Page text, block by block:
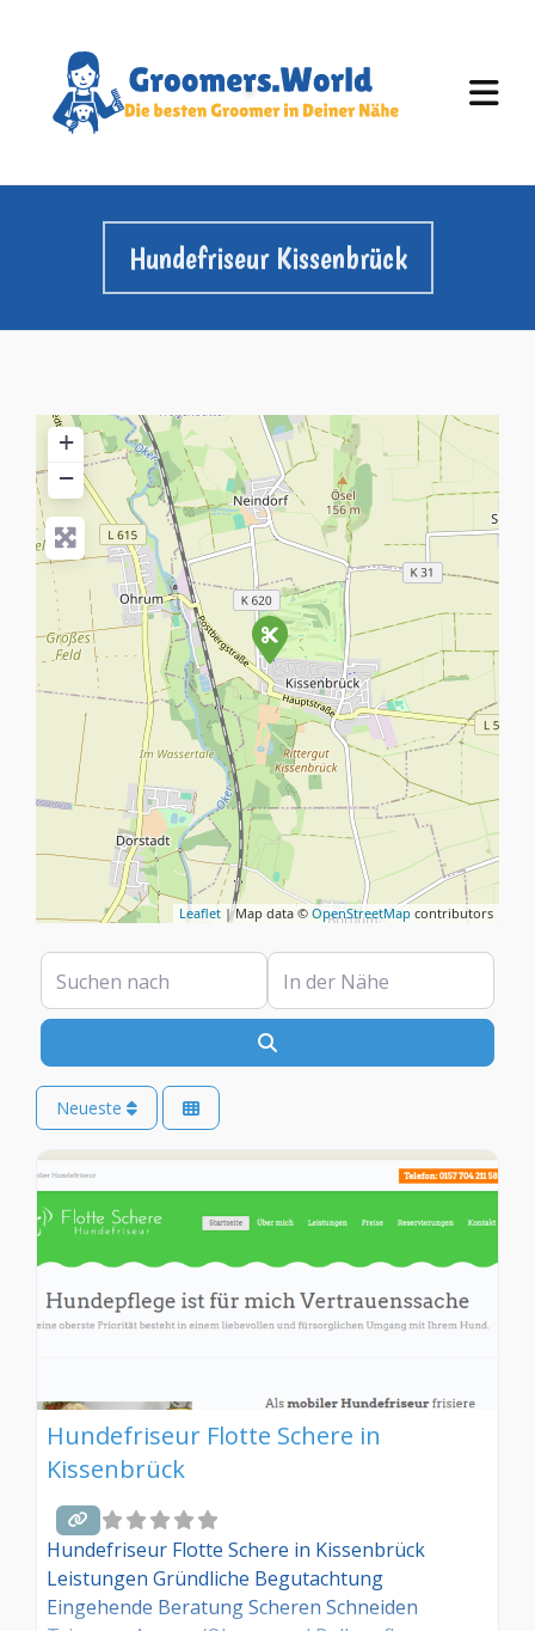
Hundefriseur Kissenbrück
+
−
Leaflet | Map data © OpenStreetMap contributors
Suchen nach In der Nähe
Neueste
Hundefriseur Flotte Schere in
Kissenbrück
Hundefriseur Flotte Schere in Kissenbrück
Leistungen Gründliche Begutachtung
Eingehende Beratung Scheren Schneiden